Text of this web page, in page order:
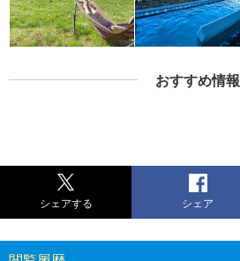
おすすめ情報
シェアする シェア